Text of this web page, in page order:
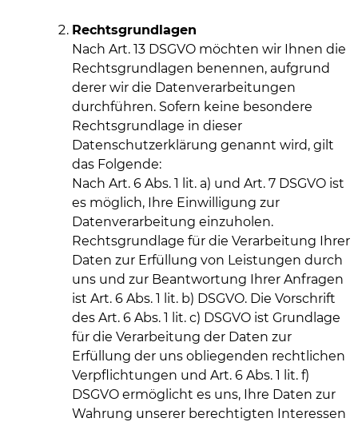
Rechtsgrundlagen
Nach Art. 13 DSGVO möchten wir Ihnen die
Rechtsgrundlagen benennen, aufgrund
derer wir die Datenverarbeitungen
durchführen. Sofern keine besondere
Rechtsgrundlage in dieser
Datenschutzerklärung genannt wird, gilt
das Folgende:
Nach Art. 6 Abs. 1 lit. a) und Art. 7 DSGVO ist
es möglich, Ihre Einwilligung zur
Datenverarbeitung einzuholen.
Rechtsgrundlage für die Verarbeitung Ihrer
Daten zur Erfüllung von Leistungen durch
uns und zur Beantwortung Ihrer Anfragen
ist Art. 6 Abs. 1 lit. b) DSGVO. Die Vorschrift
des Art. 6 Abs. 1 lit. c) DSGVO ist Grundlage
für die Verarbeitung der Daten zur
Erfüllung der uns obliegenden rechtlichen
Verpflichtungen und Art. 6 Abs. 1 lit. f)
DSGVO ermöglicht es uns, Ihre Daten zur
Wahrung unserer berechtigten Interessen